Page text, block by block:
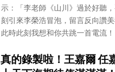
示：「李老師《山川》過於好聽
刻引來李榮浩冒泡，留言反向讚
此時此刻我想和你共跳一首電流
真的錄製啦！王嘉爾 任